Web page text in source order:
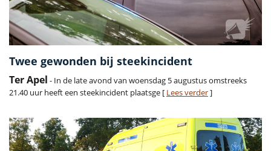
Twee gewonden bij steekincident
Ter Apel - In de late avond van woensdag 5 augustus omstreeks
21.40 uur heeft een steekincident plaatsge [ Lees verder]